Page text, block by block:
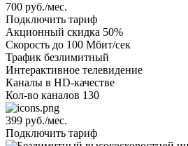
700 руб./мес.
Подключить тариф
Акционный скидка 50%
Скорость до 100 Мбит/сек
Трафик безлимитный
Интерактивное телевидение
Каналы в HD-качестве
Кол-во каналов 130
399 руб./мес.
Подключить тариф